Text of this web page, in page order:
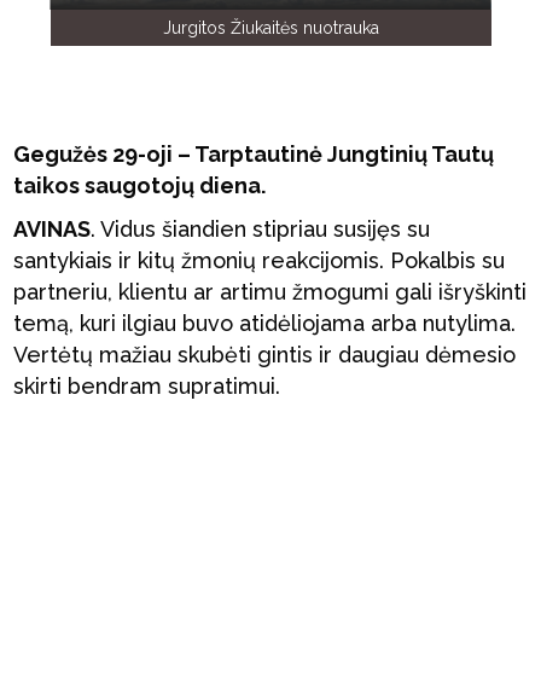
Jurgitos Žiukaitės nuotrauka
Gegužės 29-oji – Tarptautinė Jungtinių Tautų
taikos saugotojų diena.
AVINAS. Vidus šiandien stipriau susijęs su
santykiais ir kitų žmonių reakcijomis. Pokalbis su
partneriu, klientu ar artimu žmogumi gali išryškinti
temą, kuri ilgiau buvo atidėliojama arba nutylima.
Vertėtų mažiau skubėti gintis ir daugiau dėmesio
skirti bendram supratimui.